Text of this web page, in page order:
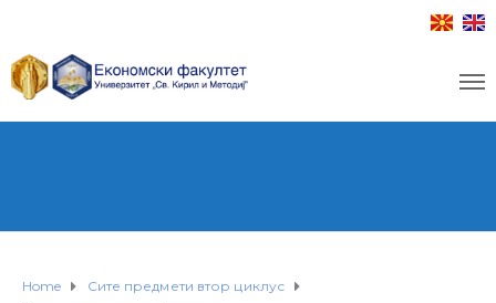
Home
Сите предмети втор циклус